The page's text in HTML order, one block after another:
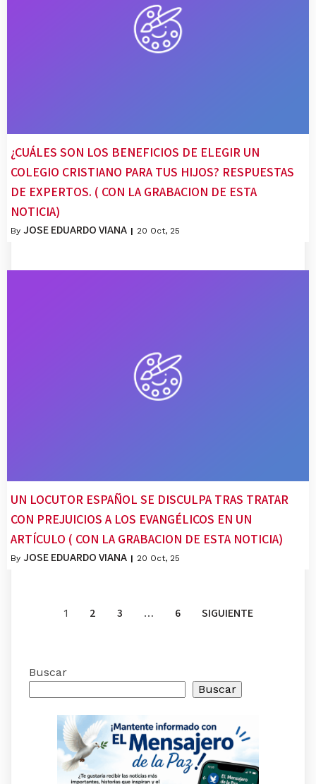
¿CUÁLES SON LOS BENEFICIOS DE ELEGIR UN
COLEGIO CRISTIANO PARA TUS HIJOS? RESPUESTAS
DE EXPERTOS. ( CON LA GRABACION DE ESTA
NOTICIA)
By JOSE EDUARDO VIANA | 20 Oct, 25
UN LOCUTOR ESPAÑOL SE DISCULPA TRAS TRATAR
CON PREJUICIOS A LOS EVANGÉLICOS EN UN
ARTÍCULO ( CON LA GRABACION DE ESTA NOTICIA)
By JOSE EDUARDO VIANA | 20 Oct, 25
1 2 3 … 6 SIGUIENTE
Buscar
Buscar